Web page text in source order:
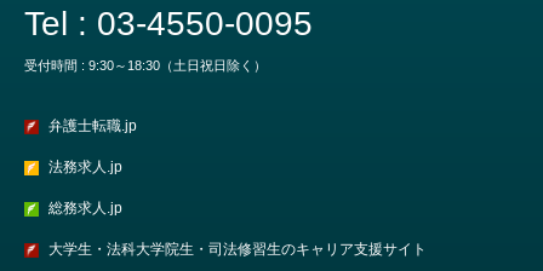
弁護士転職.jp
法務求人.jp
総務求人.jp
大学生・法科大学院生・司法修習生のキャリア支援サイト
Tel : 03-4550-0095
受付時間 : 9:30～18:30（土日祝日除く）